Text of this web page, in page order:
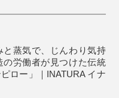
、手放せなくなる心地
温められる細長い形状
までに完全に乾かしてくださ
めします。
、お湯洗いが有効です。
マの成分が加熱に向いていな
香り付けした手拭いなどをピ
と蒸気で、じんわり気持
労働者が見つけた伝統
ロー」｜INATURA イナ